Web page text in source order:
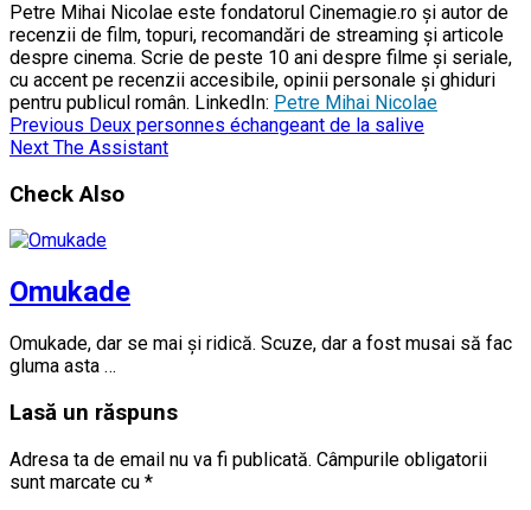
Petre Mihai Nicolae este fondatorul Cinemagie.ro și autor de
recenzii de film, topuri, recomandări de streaming și articole
despre cinema. Scrie de peste 10 ani despre filme și seriale,
cu accent pe recenzii accesibile, opinii personale și ghiduri
pentru publicul român. LinkedIn: Petre Mihai Nicolae
Previous Deux personnes échangeant de la salive
Next The Assistant
Check Also
Omukade
Omukade, dar se mai și ridică. Scuze, dar a fost musai să fac
gluma asta …
Lasă un răspuns
Adresa ta de email nu va fi publicată. Câmpurile obligatorii
sunt marcate cu *